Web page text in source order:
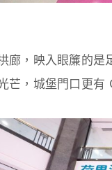
廊，映入眼簾的是
芒，城堡門口更